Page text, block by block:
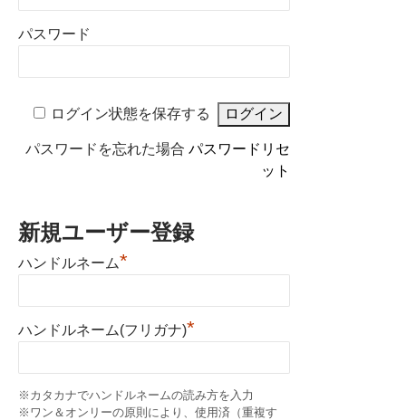
パスワード
ログイン状態を保存する
パスワードを忘れた場合 パスワードリセ
ット
新規ユーザー登録
ハンドルネーム*
ハンドルネーム(フリガナ)*
※カタカナでハンドルネームの読み方を入力
※ワン＆オンリーの原則により、使用済（重複す